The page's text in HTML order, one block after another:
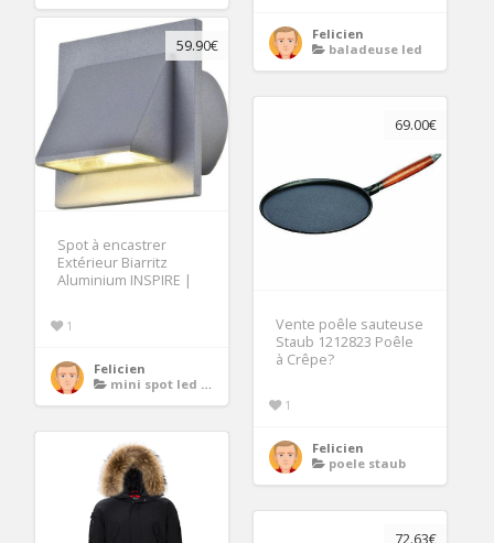
Felicien
baladeuse led
59.90€
Spot à encastrer
Extérieur Biarritz
Aluminium INSPIRE |
1
Felicien
mini spot led encastrable
69.00€
Vente poêle sauteuse
Staub 1212823 Poêle
à Crêpe?
1
Felicien
poele staub
72.63€